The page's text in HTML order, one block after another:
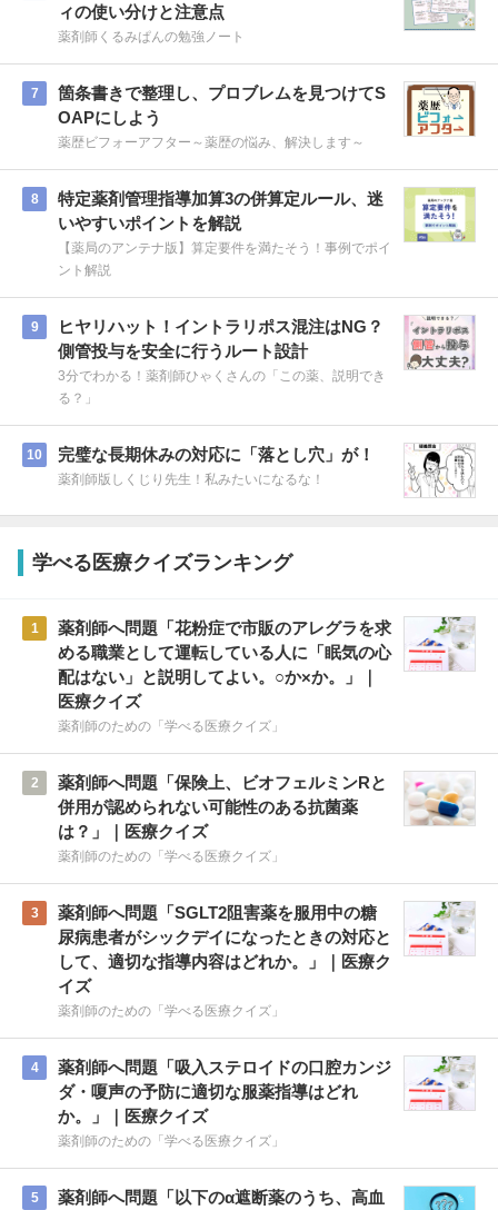
ィの使い分けと注意点
薬剤師くるみぱんの勉強ノート
7
箇条書きで整理し、プロブレムを見つけてS
OAPにしよう
薬歴ビフォーアフター～薬歴の悩み、解決します～
8
特定薬剤管理指導加算3の併算定ルール、迷
いやすいポイントを解説
【薬局のアンテナ版】算定要件を満たそう！事例でポイ
ント解説
9
ヒヤリハット！イントラリポス混注はNG？
側管投与を安全に行うルート設計
3分でわかる！薬剤師ひゃくさんの「この薬、説明でき
る？」
10 完璧な長期休みの対応に「落とし穴」が！
薬剤師版しくじり先生！私みたいになるな！
学べる医療クイズランキング
1
薬剤師へ問題「花粉症で市販のアレグラを求
める職業として運転している人に「眠気の心
配はない」と説明してよい。○か×か。」｜
医療クイズ
薬剤師のための「学べる医療クイズ」
2
薬剤師へ問題「保険上、ビオフェルミンRと
併用が認められない可能性のある抗菌薬
は？」｜医療クイズ
薬剤師のための「学べる医療クイズ」
3
薬剤師へ問題「SGLT2阻害薬を服用中の糖
尿病患者がシックデイになったときの対応と
して、適切な指導内容はどれか。」｜医療ク
イズ
薬剤師のための「学べる医療クイズ」
4
薬剤師へ問題「吸入ステロイドの口腔カンジ
ダ・嗄声の予防に適切な服薬指導はどれ
か。」｜医療クイズ
薬剤師のための「学べる医療クイズ」
5
薬剤師へ問題「以下のα遮断薬のうち、高血